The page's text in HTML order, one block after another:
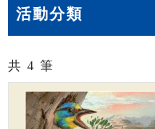
活動分類
共 4 筆